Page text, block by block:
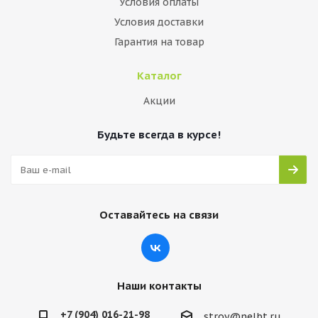
Условия доставки
Гарантия на товар
Каталог
Акции
Будьте всегда в курсе!
Оставайтесь на связи
Наши контакты
+7 (904) 016-21-98